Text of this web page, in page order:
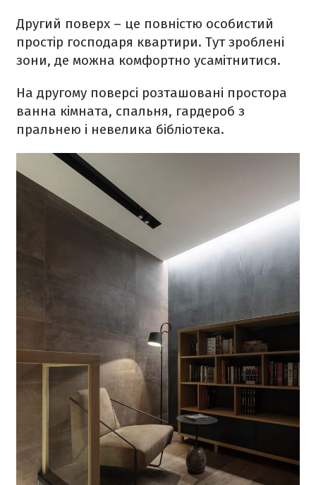
Другий поверх – це повністю особистий
простір господаря квартири. Тут зроблені
зони, де можна комфортно усамітнитися.
На другому поверсі розташовані простора
ванна кімната, спальня, гардероб з
пральнею і невелика бібліотека.